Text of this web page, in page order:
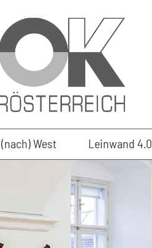
West Leinwand 4.0